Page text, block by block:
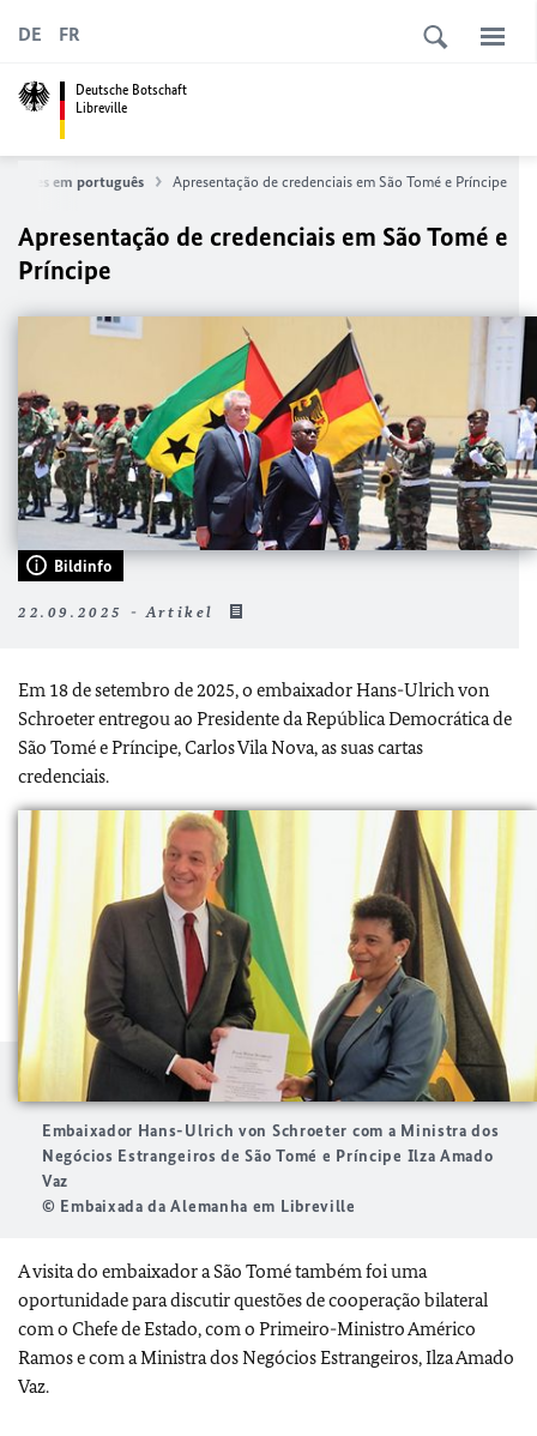
Deutsche Botschaft
Libreville
DE FR
em português Apresentação de credenciais em São Tomé e Príncipe
Apresentação de credenciais em São Tomé e
Príncipe
Bildinfo
22.09.2025 - Artikel
Em 18 de setembro de 2025, o embaixador Hans-Ulrich von
Schroeter entregou ao Presidente da República Democrática de
São Tomé e Príncipe, Carlos Vila Nova, as suas cartas
credenciais.
Embaixador Hans-Ulrich von Schroeter com a Ministra dos
Negócios Estrangeiros de São Tomé e Príncipe Ilza Amado
Vaz
© Embaixada da Alemanha em Libreville
A visita do embaixador a São Tomé também foi uma
oportunidade para discutir questões de cooperação bilateral
com o Chefe de Estado, com o Primeiro-Ministro Américo
Ramos e com a Ministra dos Negócios Estrangeiros, Ilza Amado
Vaz.